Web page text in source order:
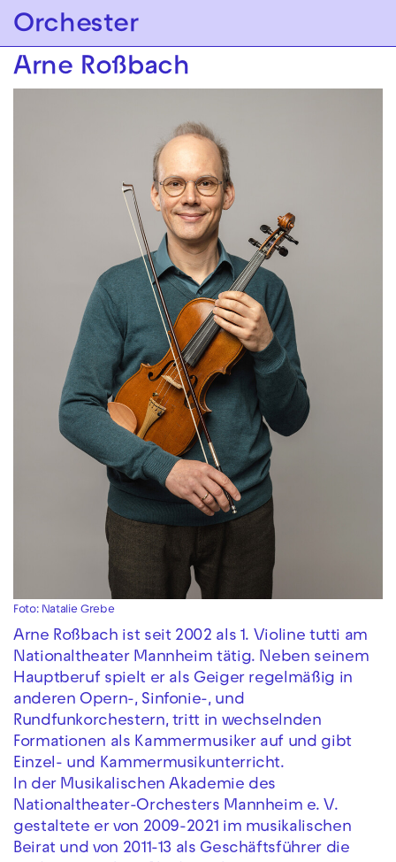
Zur Hauptnavigation springen
Zum Hauptinhalt springen
Orchester
Arne Roßbach
Foto: Natalie Grebe
Arne Roßbach ist seit 2002 als 1. Violine tutti am
Nationaltheater Mannheim tätig. Neben seinem
Hauptberuf spielt er als Geiger regelmäßig in
anderen Opern-, Sinfonie-, und
Rundfunkorchestern, tritt in wechselnden
Formationen als Kammermusiker auf und gibt
Einzel- und Kammermusikunterricht.
In der Musikalischen Akademie des
Nationaltheater-Orchesters Mannheim e. V.
gestaltete er von 2009-2021 im musikalischen
Beirat und von ‪2011-13 als Geschäftsführer die